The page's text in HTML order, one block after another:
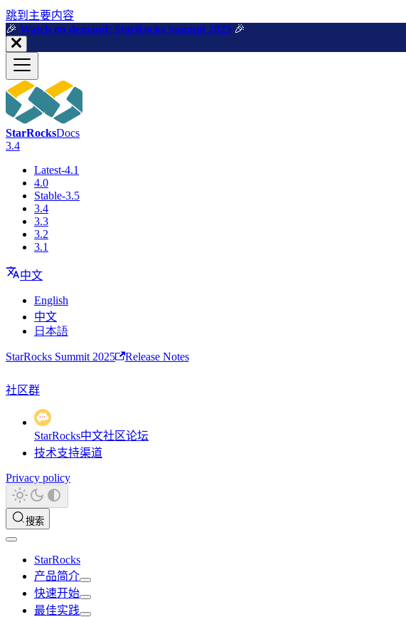
跳到主要内容
🎉️ Watch on demand: StarRocks Summit 2025 🎉️
StarRocksDocs
3.4
Latest-4.1
4.0
Stable-3.5
3.4
3.3
3.2
3.1
中文
English
中文
日本語
StarRocks Summit 2025 Release Notes
社区群
StarRocks中文社区论坛
技术支持渠道
Privacy policy
搜索
StarRocks
产品简介
快速开始
最佳实践